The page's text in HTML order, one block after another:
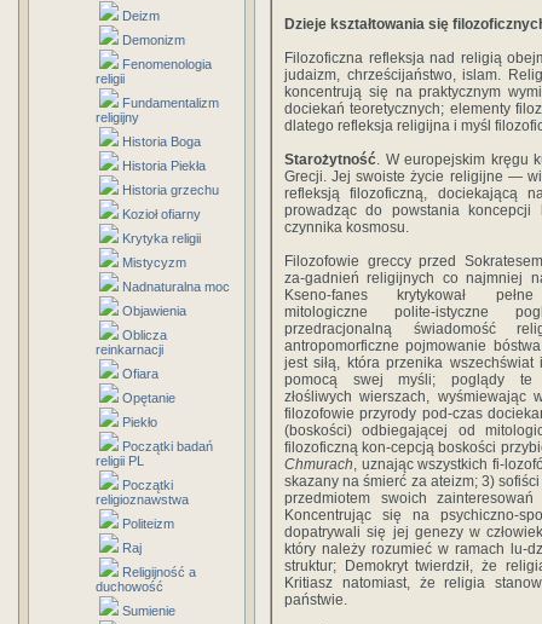
Deizm
Demonizm
Fenomenologia
religii
Fundamentalizm
religijny
Historia Boga
Historia Piekła
Historia grzechu
Kozioł ofiarny
Krytyka religii
Mistycyzm
Nadnaturalna moc
Objawienia
Oblicza
reinkarnacji
Ofiara
Opętanie
Piekło
Początki badań
religii PL
Początki
religioznawstwa
Politeizm
Raj
Religijność a
duchowość
Sumienie
Dzieje kształtowania się
Filozoficzna refleksja nad religią
judaizm, chrześcijaństwo, islam.
koncentrują się na praktycznym
dociekań teoretycznych; elementy
dlatego refleksja religijna i myśl
Starożytność. W europejskim kręgu
Grecji. Jej swoiste życie religijne —
refleksją filozoficzną, dociekającą
prowadząc do powstania
czynnika kosmosu.
Filozofowie greccy przed
za-gadnień religijnych co najmniej
Kseno-fanes krytykował
mitologiczne polite-istyczne
przedracjonalną świadomość
antropomorficzne pojmowanie
jest siłą, która przenika
pomocą swej myśli; poglądy te
złośliwych wierszach,
filozofowie przyrody pod-czas
(boskości) odbiegającej od
filozoficzną kon-cepcją boskości
Chmurach, uznając wszystkich fi-
skazany na śmierć za ateizm; 3)
przedmiotem swoich
Koncentrując się na psychiczno-
dopatrywali się jej genezy w
który należy rozumieć w ramach lu-
struktur; Demokryt twierdził, że
Kritiasz natomiast, że religia
państwie.